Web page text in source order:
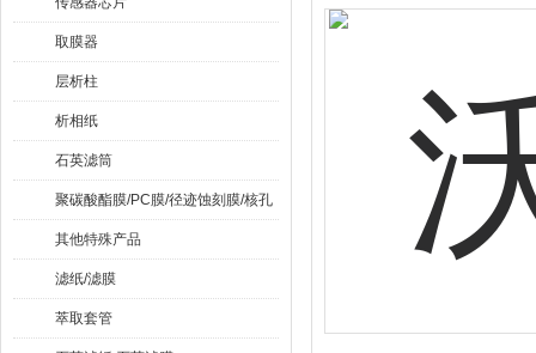
取膜器
层析柱
析相纸
石英滤筒
聚碳酸酯膜/PC膜/径迹蚀刻膜/核孔
膜
其他特殊产品
滤纸/滤膜
萃取套管